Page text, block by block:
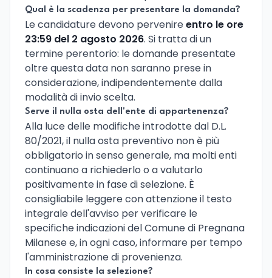
Qual è la scadenza per presentare la domanda?
Le candidature devono pervenireentro le ore
23:59 del 2 agosto 2026. Si tratta di un
termine perentorio: le domande presentate
oltre questa data non saranno prese in
considerazione, indipendentemente dalla
modalità di invio scelta.
Serve il nulla osta dell'ente di appartenenza?
Alla luce delle modifiche introdotte dal D.L.
80/2021, il nulla osta preventivo non è più
obbligatorio in senso generale, ma molti enti
continuano a richiederlo o a valutarlo
positivamente in fase di selezione. È
consigliabile leggere con attenzione il testo
integrale dell'avviso per verificare le
specifiche indicazioni del Comune di Pregnana
Milanese e, in ogni caso, informare per tempo
l'amministrazione di provenienza.
In cosa consiste la selezione?